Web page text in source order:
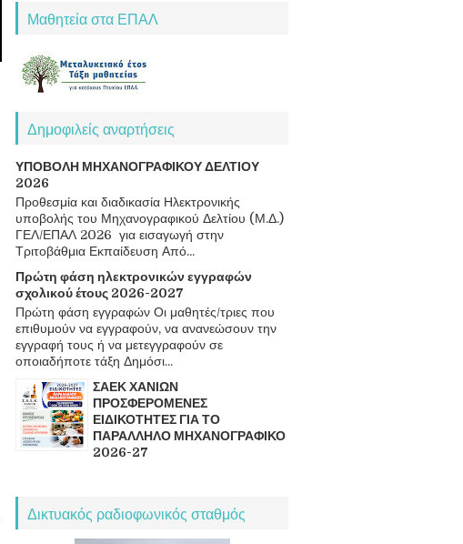
Μαθητεία στα ΕΠΑΛ
Δημοφιλείς αναρτήσεις
ΥΠΟΒΟΛΗ ΜΗΧΑΝΟΓΡΑΦΙΚΟΥ ΔΕΛΤΙΟΥ
2026
Προθεσμία και διαδικασία Ηλεκτρονικής
υποβολής του Μηχανογραφικού Δελτίου (Μ.Δ.)
ΓΕΛ/ΕΠΑΛ 2026 για εισαγωγή στην
Τριτοβάθμια Εκπαίδευση Από...
Πρώτη φάση ηλεκτρονικών εγγραφών
σχολικού έτους 2026-2027
Πρώτη φάση εγγραφών Οι μαθητές/τριες που
επιθυμούν να εγγραφούν, να ανανεώσουν την
εγγραφή τους ή να μετεγγραφούν σε
οποιαδήποτε τάξη Δημόσι...
ΣΑΕΚ ΧΑΝΙΩΝ
ΠΡΟΣΦΕΡΟΜΕΝΕΣ
ΕΙΔΙΚΟΤΗΤΕΣ ΓΙΑ ΤΟ
ΠΑΡΑΛΛΗΛΟ ΜΗΧΑΝΟΓΡΑΦΙΚΟ
2026-27
Δικτυακός ραδιοφωνικός σταθμός